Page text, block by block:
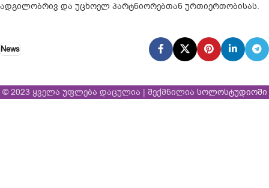
ადგილობრივ და უცხოელ პარტნიორებთან ურთიერთობისას.
News
© 2023 ყველა უფლება დაცულია | შექმნილია სოლოსტუდიოში